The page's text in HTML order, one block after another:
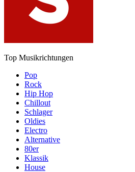
Top Musikrichtungen
Pop
Rock
Hip Hop
Chillout
Schlager
Oldies
Electro
Alternative
80er
Klassik
House